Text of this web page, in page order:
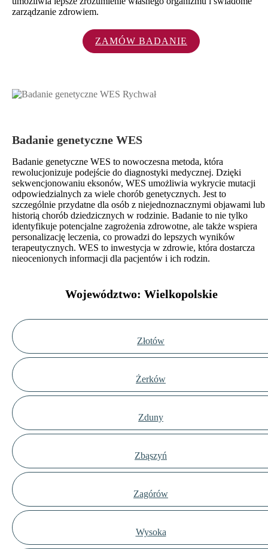
zarządzanie zdrowiem.
ZAMÓW BADANIE
Badanie genetyczne WES
Badanie genetyczne WES to nowoczesna metoda, która
rewolucjonizuje podejście do diagnostyki medycznej. Dzięki
sekwencjonowaniu eksonów, WES umożliwia wykrycie mutacji
odpowiedzialnych za wiele chorób genetycznych. Jest to
szczególnie przydatne dla osób z niejednoznacznymi objawami lub
historią chorób dziedzicznych w rodzinie. Badanie to nie tylko
identyfikuje potencjalne zagrożenia zdrowotne, ale także wspiera
personalizację leczenia, co prowadzi do lepszych wyników
terapeutycznych. WES to inwestycja w zdrowie, która dostarcza
nieocenionych informacji dla pacjentów i ich rodzin.
Województwo: Wielkopolskie
Złotów
Żerków
Zduny
Zbąszyń
Zagórów
Wysoka